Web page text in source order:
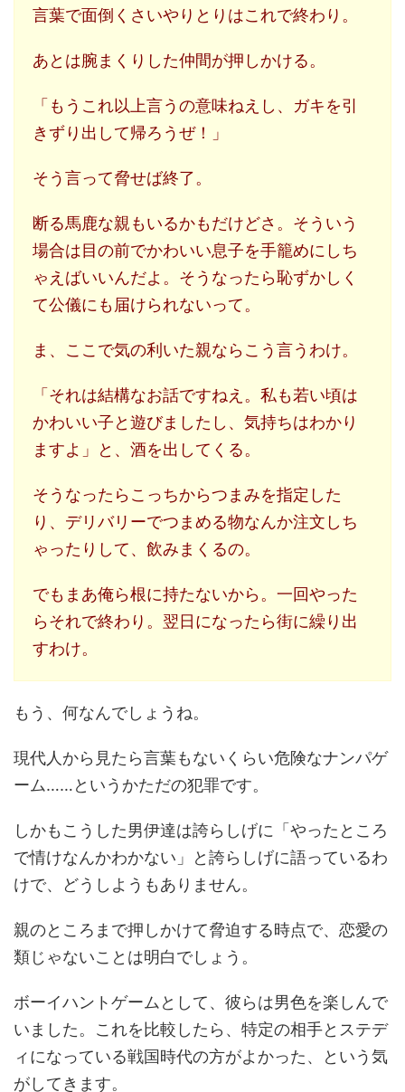
言葉で面倒くさいやりとりはこれで終わり。
あとは腕まくりした仲間が押しかける。
「もうこれ以上言うの意味ねえし、ガキを引
きずり出して帰ろうぜ！」
そう言って脅せば終了。
断る馬鹿な親もいるかもだけどさ。そういう
場合は目の前でかわいい息子を手籠めにしち
ゃえばいいんだよ。そうなったら恥ずかしく
て公儀にも届けられないって。
ま、ここで気の利いた親ならこう言うわけ。
「それは結構なお話ですねえ。私も若い頃は
かわいい子と遊びましたし、気持ちはわかり
ますよ」と、酒を出してくる。
そうなったらこっちからつまみを指定した
り、デリバリーでつまめる物なんか注文しち
ゃったりして、飲みまくるの。
でもまあ俺ら根に持たないから。一回やった
らそれで終わり。翌日になったら街に繰り出
すわけ。
もう、何なんでしょうね。
現代人から見たら言葉もないくらい危険なナンパゲ
ーム……というかただの犯罪です。
しかもこうした男伊達は誇らしげに「やったところ
で情けなんかわかない」と誇らしげに語っているわ
けで、どうしようもありません。
親のところまで押しかけて脅迫する時点で、恋愛の
類じゃないことは明白でしょう。
ボーイハントゲームとして、彼らは男色を楽しんで
いました。これを比較したら、特定の相手とステデ
ィになっている戦国時代の方がよかった、という気
がしてきます。